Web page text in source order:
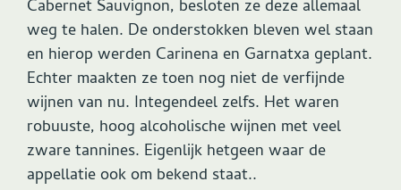
Cabernet Sauvignon, besloten ze deze allemaal
weg te halen. De onderstokken bleven wel staan
en hierop werden Carinena en Garnatxa geplant.
Echter maakten ze toen nog niet de verfijnde
wijnen van nu. Integendeel zelfs. Het waren
robuuste, hoog alcoholische wijnen met veel
zware tannines. Eigenlijk hetgeen waar de
appellatie ook om bekend staat..